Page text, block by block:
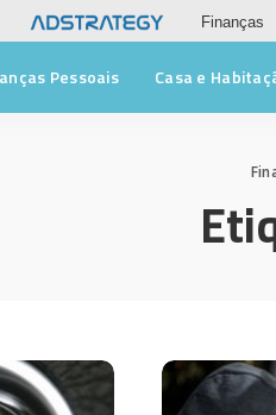
Finanças
Pessoais Casa e